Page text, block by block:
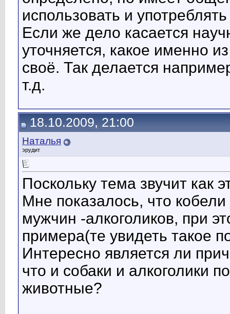
использовать и
Если же дело касается
уточняется, какое именно
своё. Так делается
т.д.
18.10.2009, 21:00
Наталья
эрудит
Поскольку тема звучит как
Мне показалось, что
мужчин -алкоголиков, при
примера(те увидеть такое
Интересно является ли
что и собаки и алкоголики
животные?